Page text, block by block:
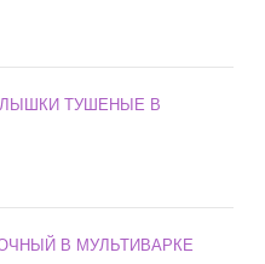
ТУШЕНЫЕ В
В МУЛЬТИВАРКЕ